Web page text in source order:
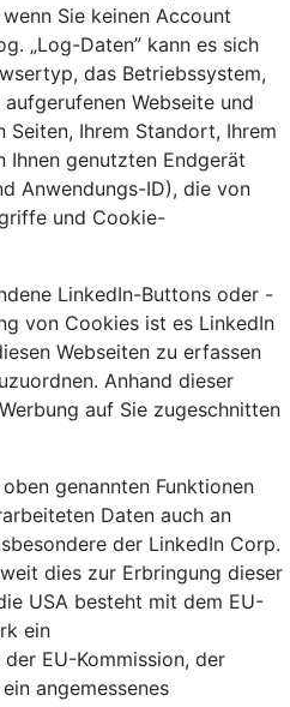
Sie keinen Account
„Log-Daten” kann es sich
das Betriebssystem,
Webseite und
Seiten, Ihrem Standort, Ihrem
Ihnen genutzten Endgerät
Anwendungs-ID), die von
und Cookie-
LinkedIn-Buttons oder -
von Cookies ist es LinkedIn
Webseiten zu erfassen
Anhand dieser
auf Sie zugeschnitten
genannten Funktionen
Daten auch an
der LinkedIn Corp.
dies zur Erbringung dieser
USA besteht mit dem EU-
ein
EU-Kommission, der
angemessenes